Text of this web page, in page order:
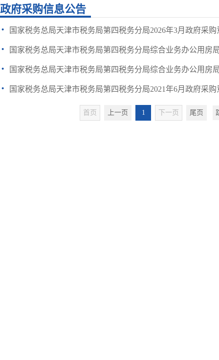
政府采购信息公告
· 国家税务总局天津市税务局第四税务分局2026年3月政府采购
· 国家税务总局天津市税务局第四税务分局综合业务办公用房
· 国家税务总局天津市税务局第四税务分局综合业务办公用房
· 国家税务总局天津市税务局第四税务分局2021年6月政府采购
首页 上一页 1 下一页 尾页